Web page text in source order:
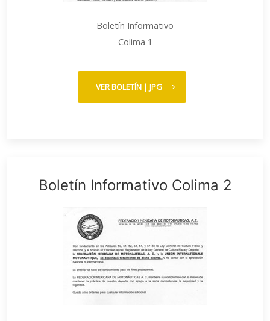
Boletín Informativo
Colima 1
VER BOLETÍN | JPG
Boletín Informativo Colima 2